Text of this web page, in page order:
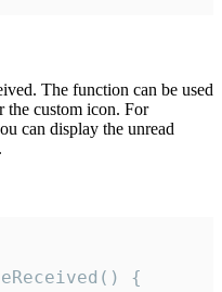
The function can be used
the custom icon. For
can display the unread
{